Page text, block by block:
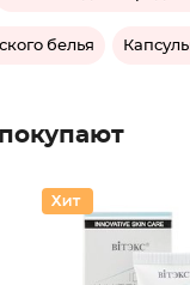
белья